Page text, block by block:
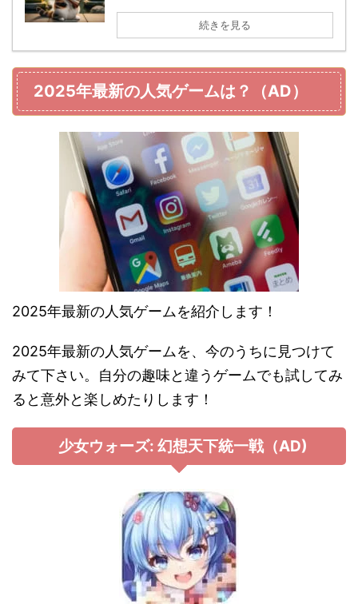
続きを見る
2025年最新の人気ゲームは？（AD）
2025年最新の人気ゲームを紹介します！
2025年最新の人気ゲームを、今のうちに見つけて
みて下さい。自分の趣味と違うゲームでも試してみ
ると意外と楽しめたりします！
少女ウォーズ: 幻想天下統一戦（AD)